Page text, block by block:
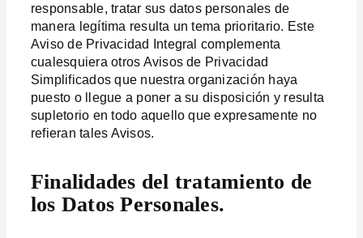
responsable, tratar sus datos personales de
manera legítima resulta un tema prioritario. Este
Aviso de Privacidad Integral complementa
cualesquiera otros Avisos de Privacidad
Simplificados que nuestra organización haya
puesto o llegue a poner a su disposición y resulta
supletorio en todo aquello que expresamente no
refieran tales Avisos.
Finalidades del tratamiento de
los Datos Personales.